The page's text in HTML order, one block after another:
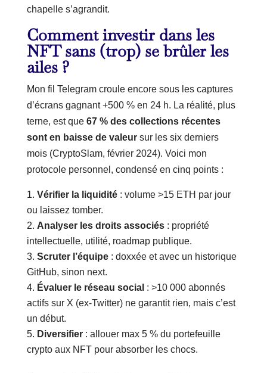
chapelle s’agrandit.
Comment investir dans les
NFT sans (trop) se brûler les
ailes ?
Mon fil Telegram croule encore sous les captures
d’écrans gagnant +500 % en 24 h. La réalité, plus
terne, est que 67 % des collections récentes
sont en baisse de valeursur les six derniers
mois (CryptoSlam, février 2024). Voici mon
protocole personnel, condensé en cinq points :
Vérifier la liquidité: volume >15 ETH par jour
ou laissez tomber.
Analyser les droits associés: propriété
intellectuelle, utilité, roadmap publique.
Scruter l’équipe: doxxée et avec un historique
GitHub, sinon next.
Évaluer le réseau social : >10 000 abonnés
actifs sur X (ex-Twitter) ne garantit rien, mais c’est
un début.
Diversifier: allouer max 5 % du portefeuille
crypto aux NFT pour absorber les chocs.